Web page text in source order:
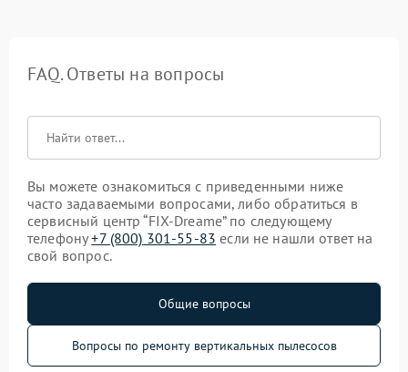
FAQ. Ответы на вопросы
Вы можете ознакомиться с приведенными ниже
часто задаваемыми вопросами, либо обратиться в
сервисный центр “FIX-Dreame” по следующему
телефону+7 (800) 301-55-83 если не нашли ответ на
свой вопрос.
Общие вопросы
Вопросы по ремонту вертикальных пылесосов